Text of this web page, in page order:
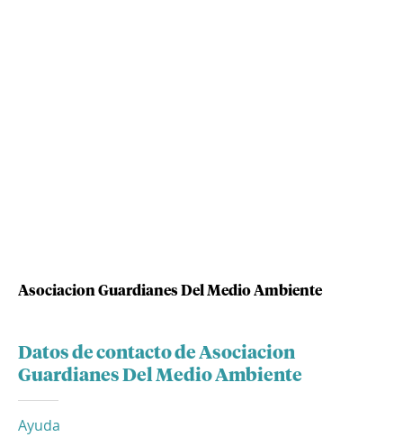
Asociacion Guardianes Del Medio Ambiente
Datos de contacto de Asociacion
Guardianes Del Medio Ambiente
Ayuda